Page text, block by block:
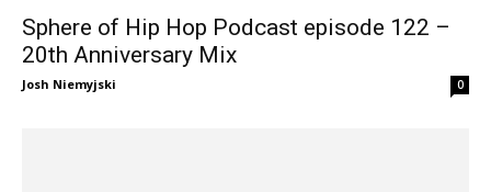
Sphere of Hip Hop Podcast episode 122 –
20th Anniversary Mix
Josh Niemyjski 0